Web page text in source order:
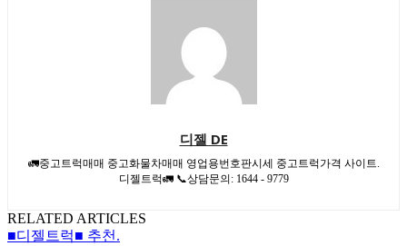
디젤 DE
🚛중고트럭매매 중고화물차매매 영업용번호판시세 중고트럭가격 사이트.
디젤트럭🚛 📞상담문의: 1644 - 9779
RELATED ARTICLES
■디젤트럭■ 추천.